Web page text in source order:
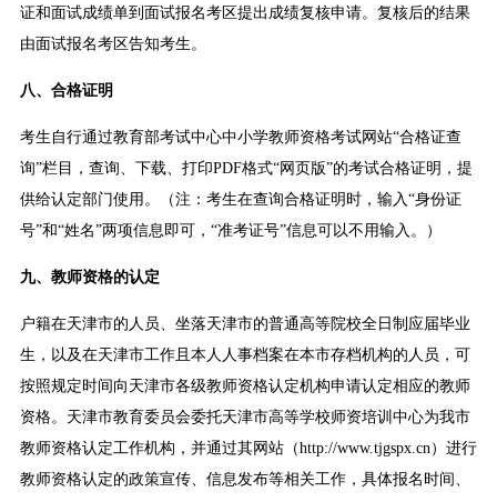
证和面试成绩单到面试报名考区提出成绩复核申请。复核后的结果
由面试报名考区告知考生。
八、合格证明
考生自行通过教育部考试中心中小学教师资格考试网站“合格证查
询”栏目，查询、下载、打印PDF格式“网页版”的考试合格证明，提
供给认定部门使用。（注：考生在查询合格证明时，输入“身份证
号”和“姓名”两项信息即可，“准考证号”信息可以不用输入。）
九、教师资格的认定
户籍在天津市的人员、坐落天津市的普通高等院校全日制应届毕业
生，以及在天津市工作且本人人事档案在本市存档机构的人员，可
按照规定时间向天津市各级教师资格认定机构申请认定相应的教师
资格。天津市教育委员会委托天津市高等学校师资培训中心为我市
教师资格认定工作机构，并通过其网站（http://www.tjgspx.cn）进行
教师资格认定的政策宣传、信息发布等相关工作，具体报名时间、